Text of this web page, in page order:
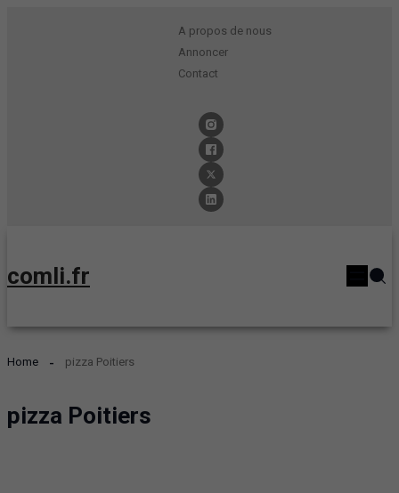
A propos de nous
Annoncer
Contact
comli.fr
Home pizza Poitiers
pizza Poitiers